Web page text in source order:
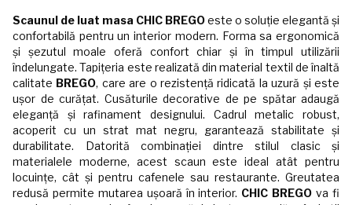
Scaunul de luat masa CHIC BREGOeste o soluție elegantă și
confortabilă pentru un interior modern. Forma sa ergonomică
și șezutul moale oferă confort chiar și în timpul utilizării
îndelungate. Tapițeria este realizată din material textil de înaltă
calitate BREGO, care are o rezistență ridicată la uzură și este
ușor de curățat. Cusăturile decorative de pe spătar adaugă
eleganță și rafinament designului. Cadrul metalic robust,
acoperit cu un strat mat negru, garantează stabilitate și
durabilitate. Datorită combinației dintre stilul clasic și
materialele moderne, acest scaun este ideal atât pentru
locuințe, cât și pentru cafenele sau restaurante. Greutatea
redusă permite mutarea ușoară în interior. CHIC BREGO va fi